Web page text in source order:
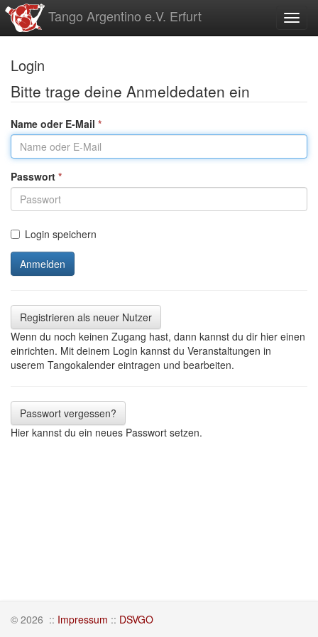
zum
Inhalt
Tango Argentino e.V. Erfurt
Login
Bitte trage deine Anmeldedaten ein
Name oder E-Mail *
Passwort *
Login speichern
Anmelden
Registrieren als neuer Nutzer
Wenn du noch keinen Zugang hast, dann kannst du dir hier einen
einrichten. Mit deinem Login kannst du Veranstaltungen in
userem Tangokalender eintragen und bearbeiten.
Passwort vergessen?
Hier kannst du ein neues Passwort setzen.
© 2026 :: Impressum :: DSVGO